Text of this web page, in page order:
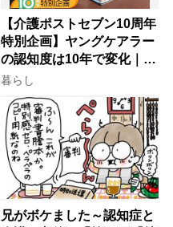
【介護ポストセブン10周年
特別企画】ヤングケアラー
の認知度は10年で変化｜流
行語大賞にノミネート、法
律にも明記されたが果たし
て現在は？
暮らし
兄がボケました～認知症と